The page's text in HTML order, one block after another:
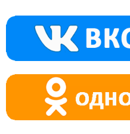
a
ss
ni
ki
m p
p